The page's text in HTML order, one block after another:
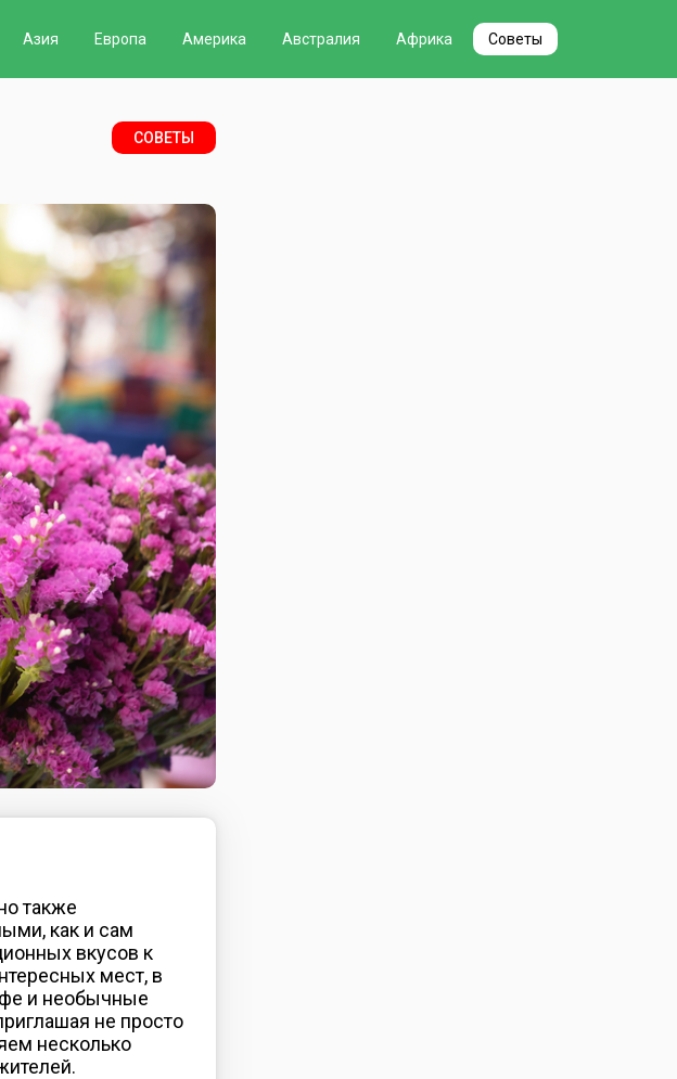
Азия Европа Америка Австралия Африка Советы
СОВЕТЫ
также
как и сам
вкусов к
мест, в
и необычные
не просто
несколько